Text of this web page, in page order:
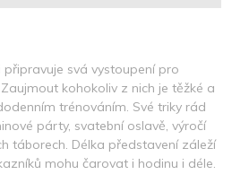
připravuje svá vystoupení pro
kohokoliv z nich je těžké a
trénováním. Své triky rád
párty, svatební oslavě, výročí
táborech. Délka představení záleží
mohu čarovat i hodinu i déle.